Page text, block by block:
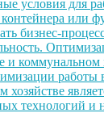
условия для
или
бизнес-
и
работы
хозяйстве
технологий и